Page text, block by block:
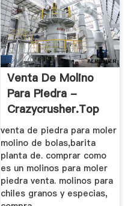
Venta De Molino
Para Piedra -
Crazycrusher.top
venta de piedra para moler
molino de bolas,barita
planta de. comprar como
es un molinos para moler
piedra venta. molinos para
chiles granos y especias,